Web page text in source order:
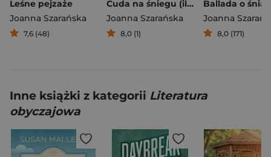
Leśne pejzaże
Joanna Szarańska
7,6 (48)
Cuda na śniegu (ilustrowane brzegi)
Joanna Szarańska
8,0 (1)
Joanna
8,0 (171)
Inne książki z kategorii Literatura
obyczajowa